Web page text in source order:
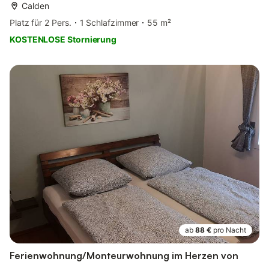
Calden
Platz für 2 Pers.
1 Schlafzimmer
55 m²
KOSTENLOSE Stornierung
ab 88 € pro Nacht
Ferienwohnung/Monteurwohnung im Herzen von